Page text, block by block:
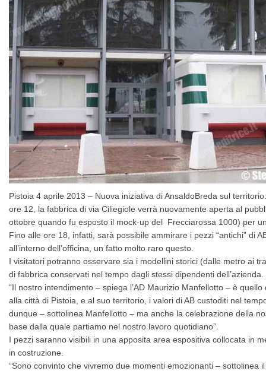
Pistoia 4 aprile 2013 – Nuova iniziativa di AnsaldoBreda sul
ore 12, la fabbrica di via Ciliegiole verrà nuovamente aperta al
ottobre quando fu esposto il mock-up del Frecciarossa 1000) per
Fino alle ore 18, infatti, sarà possibile ammirare i pezzi “antichi” di
all’interno dell’officina, un fatto molto raro questo.
I visitatori potranno osservare sia i modellini storici (dalle metro ai
di fabbrica conservati nel tempo dagli stessi dipendenti dell’azienda.
“Il nostro intendimento – spiega l’AD Maurizio Manfellotto – è
alla città di Pistoia, e al suo territorio, i valori di AB custoditi nel
dunque – sottolinea Manfellotto – ma anche la celebrazione della
base dalla quale partiamo nel nostro lavoro quotidiano”.
I pezzi saranno visibili in una apposita area espositiva collocata in
in costruzione.
“Sono convinto che vivremo due momenti emozionanti – sottolinea